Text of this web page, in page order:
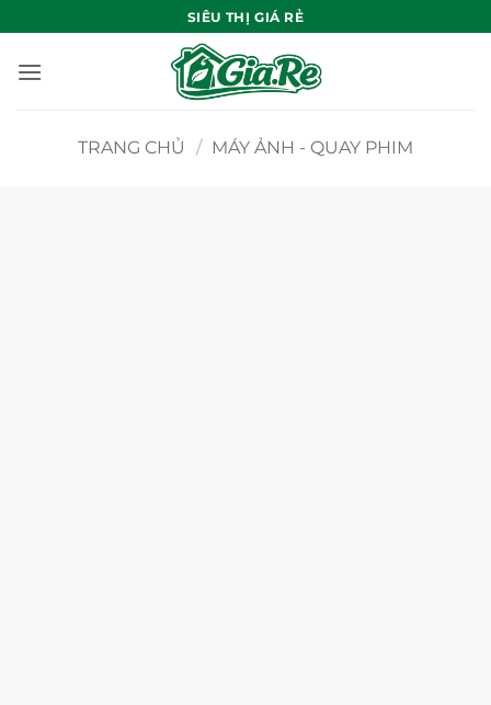
qua
nội
SIÊU THỊ GIÁ RẺ
TRANG CHỦ / MÁY ẢNH - QUAY PHIM